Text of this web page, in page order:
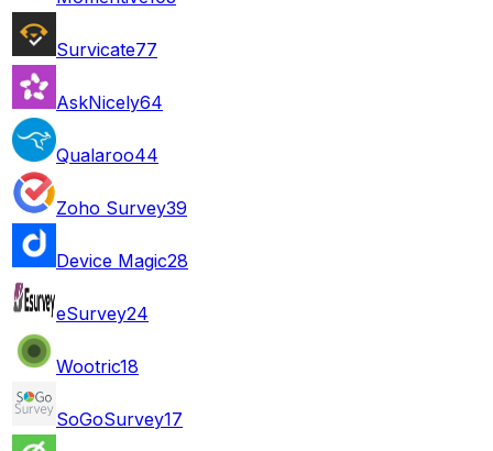
Survicate77
AskNicely64
Qualaroo44
Zoho Survey39
Device Magic28
eSurvey24
Wootric18
SoGoSurvey17